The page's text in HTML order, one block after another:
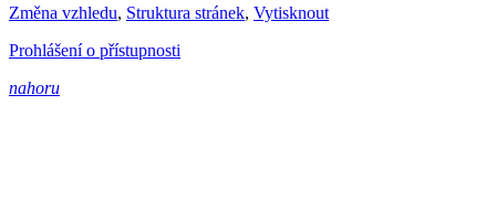
Změna vzhledu, Struktura stránek, Vytisknout
Prohlášení o přístupnosti
nahoru